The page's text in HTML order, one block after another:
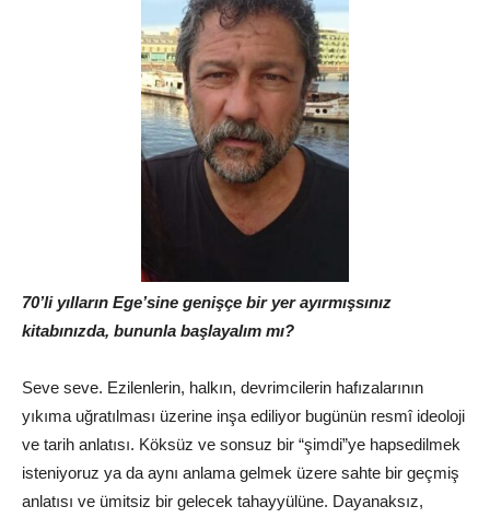
70’li yılların Ege’sine genişçe bir yer ayırmışsınız
kitabınızda, bununla başlayalım mı?
Seve seve. Ezilenlerin, halkın, devrimcilerin hafızalarının
yıkıma uğratılması üzerine inşa ediliyor bugünün resmî ideoloji
ve tarih anlatısı. Köksüz ve sonsuz bir “şimdi”ye hapsedilmek
isteniyoruz ya da aynı anlama gelmek üzere sahte bir geçmiş
anlatısı ve ümitsiz bir gelecek tahayyülüne. Dayanaksız,